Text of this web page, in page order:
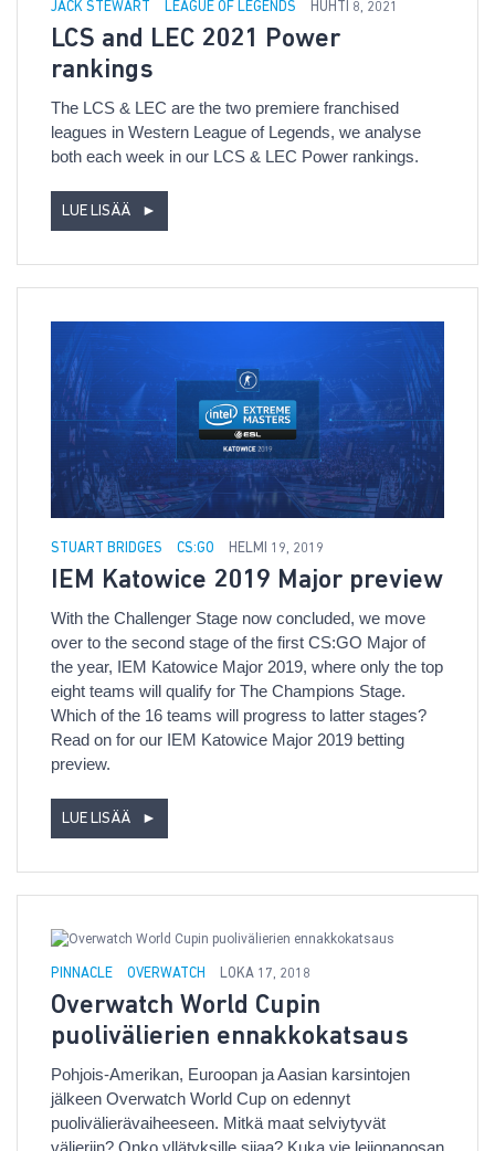
JACK STEWART LEAGUE OF LEGENDS HUHTI 8, 2021
LCS and LEC 2021 Power
rankings
The LCS & LEC are the two premiere franchised
leagues in Western League of Legends, we analyse
both each week in our LCS & LEC Power rankings.
LUE LISÄÄ ►
STUART BRIDGES CS:GO HELMI 19, 2019
IEM Katowice 2019 Major preview
With the Challenger Stage now concluded, we move
over to the second stage of the first CS:GO Major of
the year, IEM Katowice Major 2019, where only the top
eight teams will qualify for The Champions Stage.
Which of the 16 teams will progress to latter stages?
Read on for our IEM Katowice Major 2019 betting
preview.
LUE LISÄÄ ►
PINNACLE OVERWATCH LOKA 17, 2018
Overwatch World Cupin
puolivälierien ennakkokatsaus
Pohjois-Amerikan, Euroopan ja Aasian karsintojen
jälkeen Overwatch World Cup on edennyt
puolivälierävaiheeseen. Mitkä maat selviytyvät
välieriin? Onko yllätyksille sijaa? Kuka vie leijonanosan